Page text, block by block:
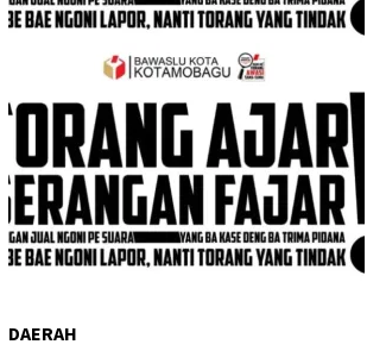
DAERAH